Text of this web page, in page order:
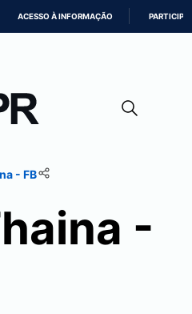
CONTEÚDO
ACESSO À INFORMAÇÃO PARTICIPE
- FB
-